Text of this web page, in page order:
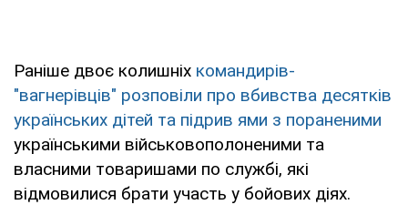
Раніше двоє колишніх командирів-
"вагнерівців" розповіли про вбивства десятків
українських дітей та підрив ями з пораненими
українськими військовополоненими та
власними товаришами по службі, які
відмовилися брати участь у бойових діях.